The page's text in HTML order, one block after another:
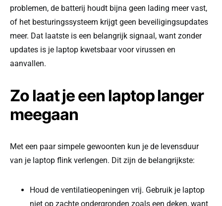
problemen, de batterij houdt bijna geen lading meer vast,
of het besturingssysteem krijgt geen beveiligingsupdates
meer. Dat laatste is een belangrijk signaal, want zonder
updates is je laptop kwetsbaar voor virussen en
aanvallen.
Zo laat je een laptop langer
meegaan
Met een paar simpele gewoonten kun je de levensduur
van je laptop flink verlengen. Dit zijn de belangrijkste:
Houd de ventilatieopeningen vrij. Gebruik je laptop
niet op zachte ondergronden zoals een deken, want